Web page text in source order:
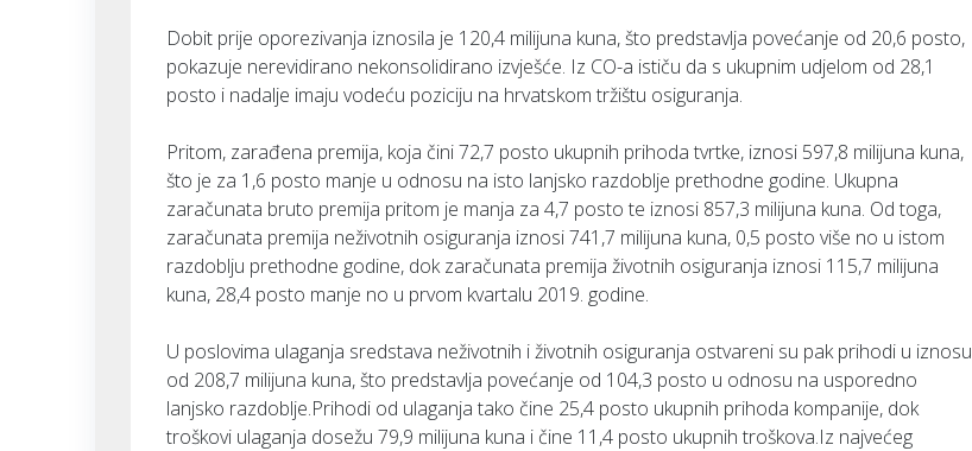
Dobit prije oporezivanja iznosila je 120,4 milijuna kuna, što predstavlja povećanje od 20,6 posto,
pokazuje nerevidirano nekonsolidirano izvješće. Iz CO-a ističu da s ukupnim udjelom od 28,1
posto i nadalje imaju vodeću poziciju na hrvatskom tržištu osiguranja.
Pritom, zarađena premija, koja čini 72,7 posto ukupnih prihoda tvrtke, iznosi 597,8 milijuna kuna,
što je za 1,6 posto manje u odnosu na isto lanjsko razdoblje prethodne godine. Ukupna
zaračunata bruto premija pritom je manja za 4,7 posto te iznosi 857,3 milijuna kuna. Od toga,
zaračunata premija neživotnih osiguranja iznosi 741,7 milijuna kuna, 0,5 posto više no u istom
razdoblju prethodne godine, dok zaračunata premija životnih osiguranja iznosi 115,7 milijuna
kuna, 28,4 posto manje no u prvom kvartalu 2019. godine.
U poslovima ulaganja sredstava neživotnih i životnih osiguranja ostvareni su pak prihodi u iznosu
od 208,7 milijuna kuna, što predstavlja povećanje od 104,3 posto u odnosu na usporedno
lanjsko razdoblje.Prihodi od ulaganja tako čine 25,4 posto ukupnih prihoda kompanije, dok
troškovi ulaganja dosežu 79,9 milijuna kuna i čine 11,4 posto ukupnih troškova.Iz najvećeg